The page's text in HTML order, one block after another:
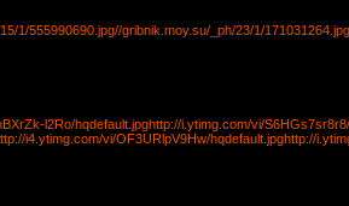
1/555990690.jpg//gribnik.moy.su/_ph/23/1/171031264.jpg
l2Ro/hqdefault.jpghttp://i.ytimg.com/vi/
i4.ytimg.com/vi/OF3URlpV9Hw/hqdefault.jpghttp://